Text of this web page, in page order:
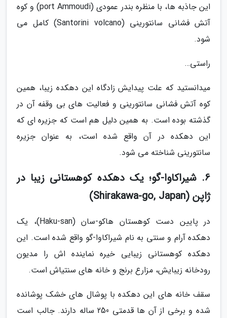
این جاذبه ها، با منظره بندر عمودی (port Ammoudi) و کوه
آتش فشانی سانتورینی (Santorini volcano) کامل می
شود.
راستی…
می­دانستید که علت پیدایش زادگاه این دهکده زیبا، همین
کوه آتش فشانی سانتورینی و فعالیت های بی وقفه آن در
گذشته بوده است. به همین دلیل هم است که جزیره ای که
این دهکده در آن واقع شده است، به عنوان جزیره
سانتورینی شناخته می شود.
6. شیراکاوا-گو؛ یک دهکده کوهستانی زیبا در
ژاپن (Shirakawa-go, Japan)
در پایین دست کوهستان هاکو-سان (Haku-san)، یک
دهکده آرام و سنتی به نام شیراکاوا-گو واقع شده است. این
دهکده کوهستانی زیبایی خیره نماینده اش را مدیون
رودخانه زیبایش، مزارع برنج و خانه های سنتی­اش است.
سقف خانه های این دهکده با پوشال های خشک پوشانده
شده و برخی از آن ها قدمتی 250 ساله دارند. جالب است